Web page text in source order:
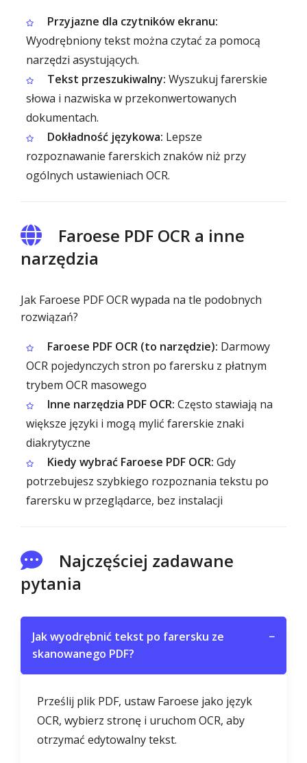
Przyjazne dla czytników ekranu:
Wyodrębniony tekst można czytać za pomocą
narzędzi asystujących.
Tekst przeszukiwalny: Wyszukuj farerskie
słowa i nazwiska w przekonwertowanych
dokumentach.
Dokładność językowa: Lepsze
rozpoznawanie farerskich znaków niż przy
ogólnych ustawieniach OCR.
Faroese PDF OCR a inne
narzędzia
Jak Faroese PDF OCR wypada na tle podobnych
rozwiązań?
Faroese PDF OCR (to narzędzie): Darmowy
OCR pojedynczych stron po farersku z płatnym
trybem OCR masowego
Inne narzędzia PDF OCR: Często stawiają na
większe języki i mogą mylić farerskie znaki
diakrytyczne
Kiedy wybrać Faroese PDF OCR: Gdy
potrzebujesz szybkiego rozpoznania tekstu po
farersku w przeglądarce, bez instalacji
Najczęściej zadawane
pytania
Jak wyodrębnić tekst po farersku ze
skanowanego PDF?
−
Prześlij plik PDF, ustaw Faroese jako język
OCR, wybierz stronę i uruchom OCR, aby
otrzymać edytowalny tekst.